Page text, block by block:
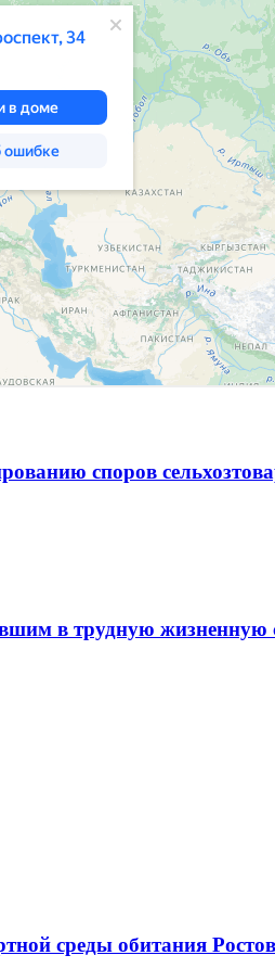
споров
в трудную жизненную
среды обитания